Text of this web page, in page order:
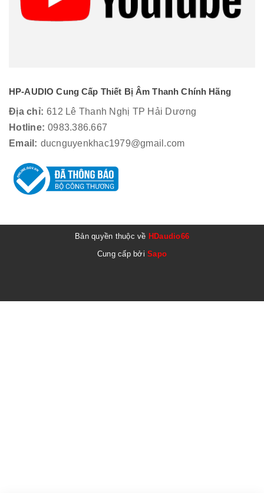
HP-AUDIO Cung Cấp Thiết Bị Âm Thanh Chính Hãng
Địa chỉ: 612 Lê Thanh Nghị TP Hải Dương
Hotline: 0983.386.667
Email: ducnguyenkhac1979@gmail.com
Bản quyền thuộc về HDaudio66
Cung cấp bởiSapo